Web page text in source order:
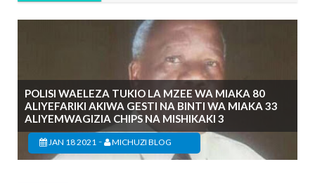
POLISI WAELEZA TUKIO LA MZEE WA MIAKA 80
ALIYEFARIKI AKIWA GESTI NA BINTI WA MIAKA 33
ALIYEMWAGIZIA CHIPS NA MISHIKAKI 3
JAN 18 2021 - MICHUZI BLOG